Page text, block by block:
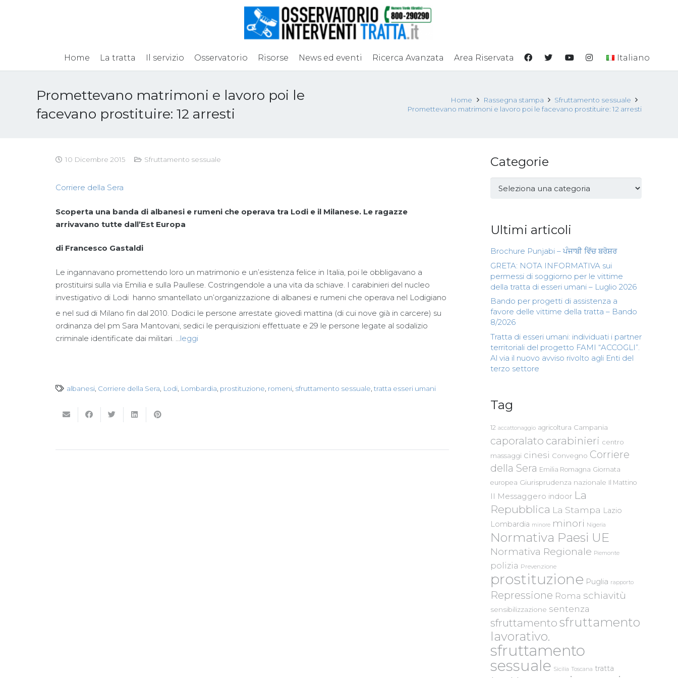
Home La tratta Il servizio Osservatorio Risorse News ed eventi Ricerca Avanzata Area Riservata Italiano
Promettevano matrimoni e lavoro poi le
facevano prostituire: 12 arresti
Home Rassegna stampa
Sfruttamento sessuale
Promettevano matrimoni e lavoro poi le facevano prostituire: 12 arresti
10 Dicembre 2015 Sfruttamento sessuale
Corriere della Sera
Scoperta una banda di albanesi e rumeni che operava tra Lodi e il Milanese. Le ragazze
arrivavano tutte dall’Est Europa
di Francesco Gastaldi
Le ingannavano promettendo loro un matrimonio e un’esistenza felice in Italia, poi le obbligavano a
prostituirsi sulla via Emilia e sulla Paullese. Costringendole a una vita da schiave. I carabinieri del nucleo
investigativo di Lodi hanno smantellato un’organizzazione di albanesi e rumeni che operava nel Lodigiano
e nel sud di Milano fin dal 2010. Dodici le persone arrestate giovedì mattina (di cui nove già in carcere) su
ordinanza del pm Sara Mantovani, sedici le perquisizioni effettuate e 29 le persone legate al sodalizio
criminale identificate dai militari. … leggi
albanesi, Corriere della Sera Lodi, Lombardia prostituzione romeni, sfruttamento sessuale tratta esseri umani
Categorie
Categorie
Ultimi articoli
Brochure Punjabi – ਪੰਜਾਬੀ ਵਿੱਚ ਬਰੋਸ਼ਰ
GRETA: NOTA INFORMATIVA sui
permessi di soggiorno per le vittime
della tratta di esseri umani – Luglio 2026
Bando per progetti di assistenza a
favore delle vittime della tratta – Bando
8/2026
Tratta di esseri umani: individuati i partner
territoriali del progetto FAMI “ACCOGLI”.
Al via il nuovo avviso rivolto agli Enti del
terzo settore
Tag
12 accattonaggio agricoltura Campania
caporalato carabinieri centro
massaggi cinesi Convegno Corriere
della Sera Emilia Romagna Giornata
europea Giurisprudenza nazionale Il Mattino
Il Messaggero indoor La
Repubblica La Stampa Lazio
Lombardia minore minori Nigeria
Normativa Paesi UE
Normativa Regionale Piemonte
polizia Prevenzione
prostituzione Puglia rapporto
Repressione Roma schiavitù
sensibilizzazione sentenza
sfruttamento sfruttamento
lavorativo.
sfruttamento
sessuale Sicilia Toscana tratta